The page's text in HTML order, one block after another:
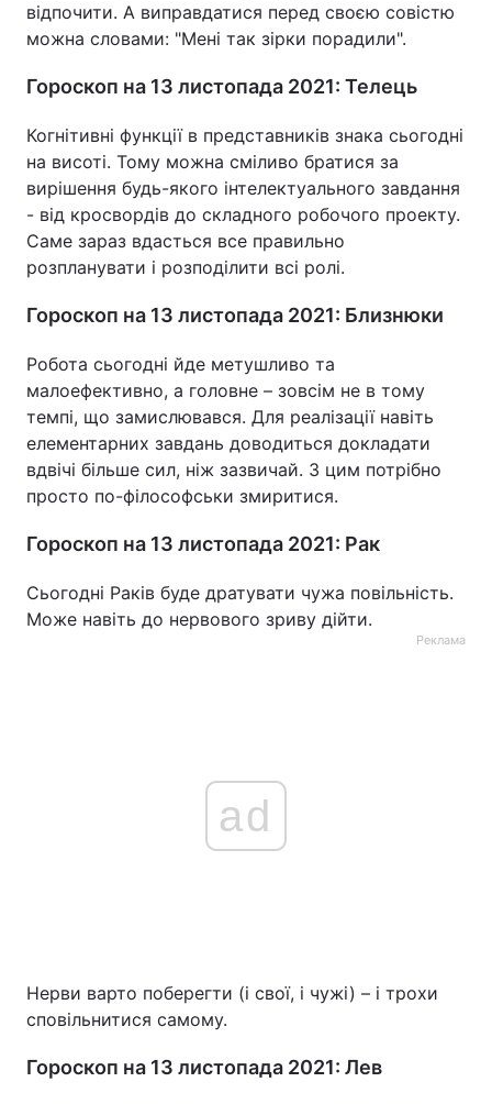
відпочити. А виправдатися перед своєю совістю
можна словами: "Мені так зірки порадили".
Гороскоп на 13 листопада 2021: Телець
Когнітивні функції в представників знака сьогодні
на висоті. Тому можна сміливо братися за
вирішення будь-якого інтелектуального завдання
- від кросвордів до складного робочого проекту.
Саме зараз вдасться все правильно
розпланувати і розподілити всі ролі.
Гороскоп на 13 листопада 2021: Близнюки
Робота сьогодні йде метушливо та
малоефективно, а головне – зовсім не в тому
темпі, що замислювався. Для реалізації навіть
елементарних завдань доводиться докладати
вдвічі більше сил, ніж зазвичай. З цим потрібно
просто по-філософськи змиритися.
Гороскоп на 13 листопада 2021: Рак
Сьогодні Раків буде дратувати чужа повільність.
Може навіть до нервового зриву дійти.
Реклама
ad
Нерви варто поберегти (і свої, і чужі) – і трохи
сповільнитися самому.
Гороскоп на 13 листопада 2021: Лев